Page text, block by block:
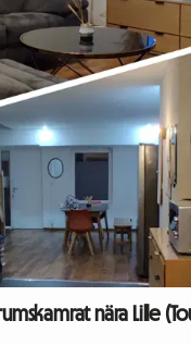
nära Lille